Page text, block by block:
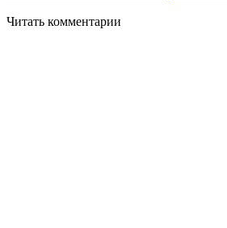
Читать комментарии